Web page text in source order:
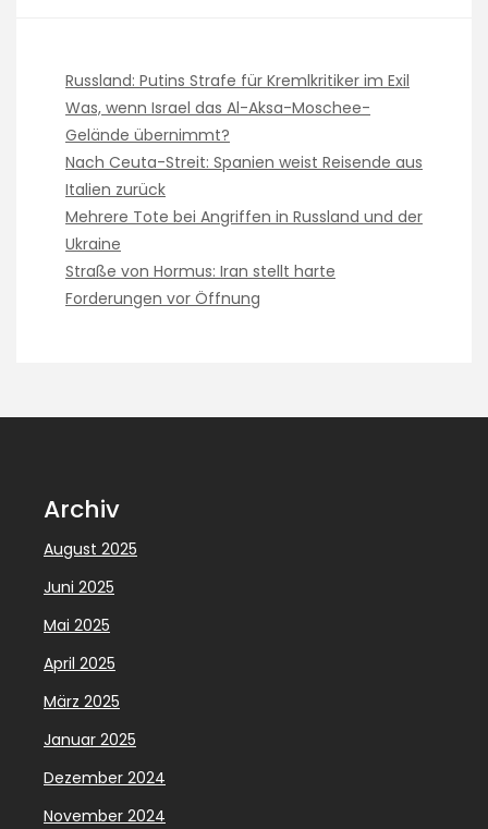
Russland: Putins Strafe für Kremlkritiker im Exil
Was, wenn Israel das Al-Aksa-Moschee-
Gelände übernimmt?
Nach Ceuta-Streit: Spanien weist Reisende aus
Italien zurück
Mehrere Tote bei Angriffen in Russland und der
Ukraine
Straße von Hormus: Iran stellt harte
Forderungen vor Öffnung
Archiv
August 2025
Juni 2025
Mai 2025
April 2025
März 2025
Januar 2025
Dezember 2024
November 2024